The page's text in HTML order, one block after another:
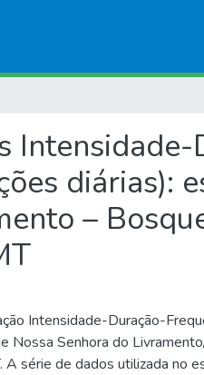
Intensidade-
diárias):
–
Intensidade-Duração-
Nossa Senhora do
A série de dados utilizada no